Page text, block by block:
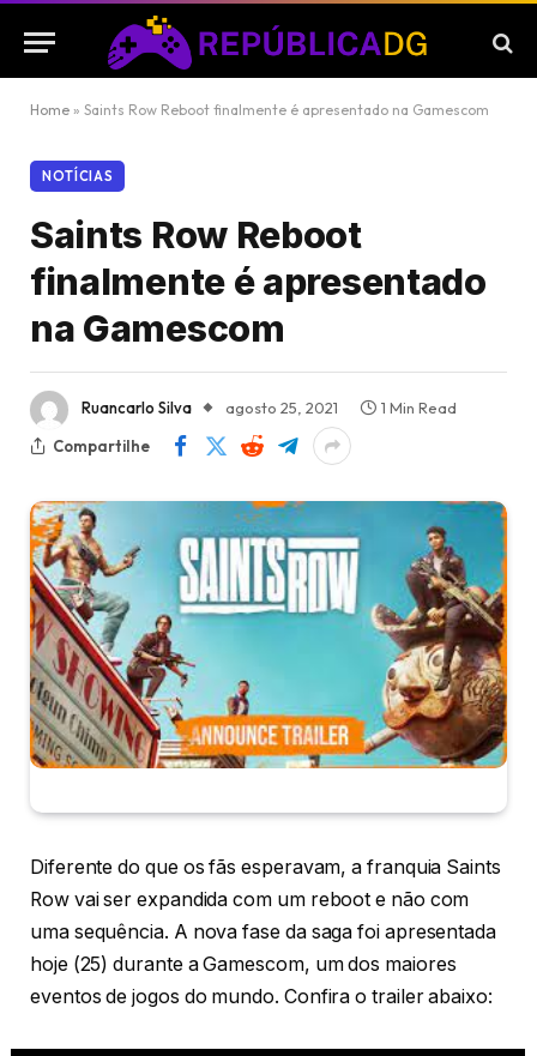
Home » Saints Row Reboot finalmente é apresentado na Gamescom
NOTÍCIAS
Saints Row Reboot
finalmente é apresentado
na Gamescom
Ruancarlo Silva agosto 25, 2021
1 Min Read
Compartilhe
Diferente do que os fãs esperavam, a franquia Saints
Row vai ser expandida com um reboot e não com
uma sequência. A nova fase da saga foi apresentada
hoje (25) durante a Gamescom, um dos maiores
eventos de jogos do mundo. Confira o trailer abaixo: